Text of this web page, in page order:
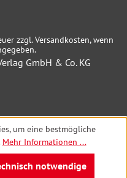
zzgl. Versandkosten, wenn
GmbH & Co. KG
um eine bestmögliche
Mehr Informationen ...
notwendige